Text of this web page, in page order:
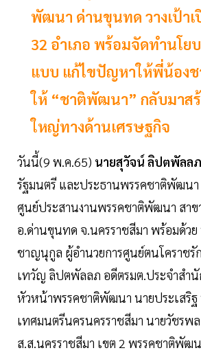
พัฒนา ด่านขุนทด วางเป้าเ
32 อำเภอ พร้อมจัดทำนโย
แบบ แก้ไขปัญหาให้พี่น้องช
ให้ “ชาติพัฒนา” กลับมาสร้
ใหญ่ทางด้านเศรษฐกิจ
วันนี้(9 พ.ค.65) นายสุวัจน์ ลิปตพัลลภ
รัฐมนตรี และประธานพรรคชาติพัฒน
ศูนย์ประสานงานพรรคชาติพัฒนา สา
อ.ด่านขุนทด จ.นครราชสีมา พร้อมด้ว
ชาญนุกูล ผู้อำนวยการศูนย์ตนโคราชรั
เทวัญ ลิปตพัลลภ อดีตรมต.ประจำสำ
หัวหน้าพรรคชาติพัฒนา นายประเสริ
เทศมนตรีนครนครราชสีมา นายวัชรพ
ส.ส.นครราชสีมา เขต 2 พรรคชาติพัฒ